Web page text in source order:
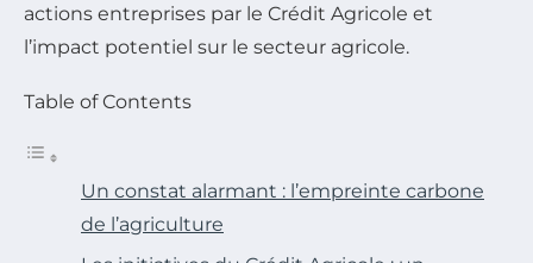
actions entreprises par le Crédit Agricole et
l’impact potentiel sur le secteur agricole.
Table of Contents
Un constat alarmant : l’empreinte carbone
de l’agriculture